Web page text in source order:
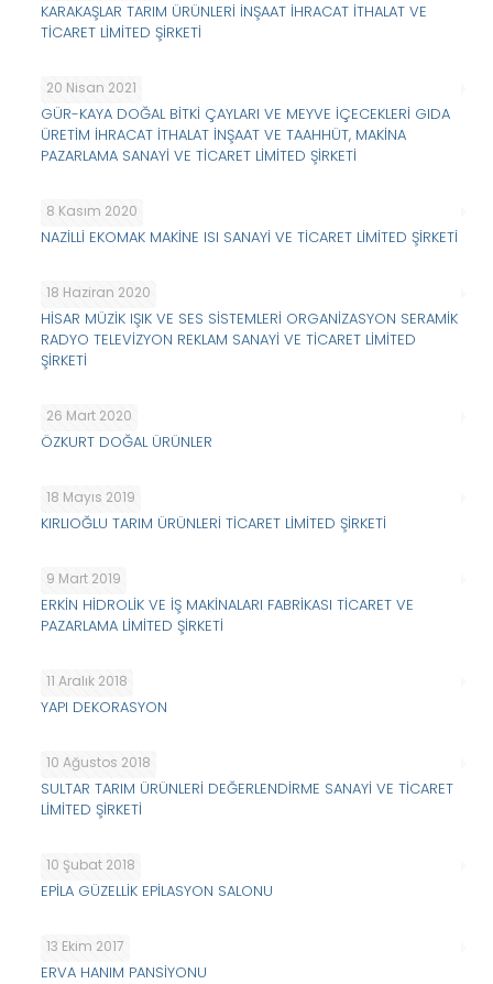
KARAKAŞLAR TARIM ÜRÜNLERİ İNŞAAT İHRACAT İTHALAT VE
TİCARET LİMİTED ŞİRKETİ
20 Nisan 2021
GÜR-KAYA DOĞAL BİTKİ ÇAYLARI VE MEYVE İÇECEKLERİ GIDA
ÜRETİM İHRACAT İTHALAT İNŞAAT VE TAAHHÜT, MAKİNA
PAZARLAMA SANAYİ VE TİCARET LİMİTED ŞİRKETİ
8 Kasım 2020
NAZİLLİ EKOMAK MAKİNE ISI SANAYİ VE TİCARET LİMİTED ŞİRKETİ
18 Haziran 2020
HİSAR MÜZİK IŞIK VE SES SİSTEMLERİ ORGANİZASYON SERAMİK
RADYO TELEVİZYON REKLAM SANAYİ VE TİCARET LİMİTED
ŞİRKETİ
26 Mart 2020
ÖZKURT DOĞAL ÜRÜNLER
18 Mayıs 2019
KIRLIOĞLU TARIM ÜRÜNLERİ TİCARET LİMİTED ŞİRKETİ
9 Mart 2019
ERKİN HİDROLİK VE İŞ MAKİNALARI FABRİKASI TİCARET VE
PAZARLAMA LİMİTED ŞİRKETİ
11 Aralık 2018
YAPI DEKORASYON
10 Ağustos 2018
SULTAR TARIM ÜRÜNLERİ DEĞERLENDİRME SANAYİ VE TİCARET
LİMİTED ŞİRKETİ
10 Şubat 2018
EPİLA GÜZELLİK EPİLASYON SALONU
13 Ekim 2017
ERVA HANIM PANSİYONU